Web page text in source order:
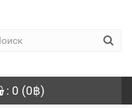
: 0 (0฿)